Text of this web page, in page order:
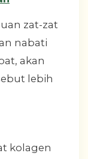
zat-zat
nabati
akan
lebih
kolagen